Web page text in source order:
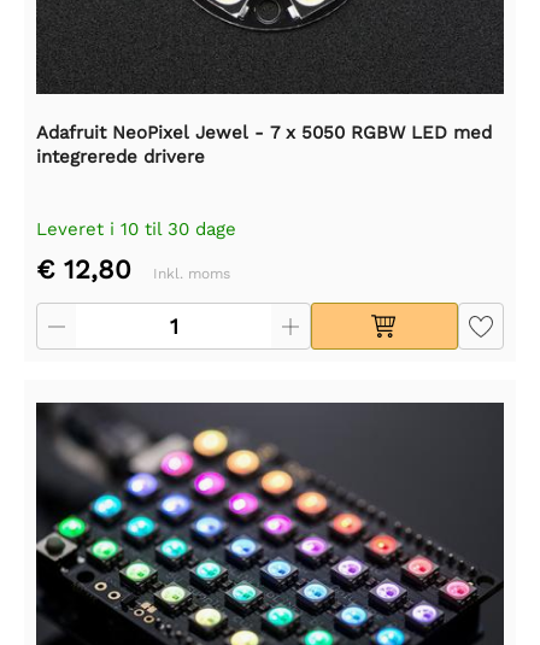
Adafruit NeoPixel Jewel - 7 x 5050 RGBW LED med
integrerede drivere
Leveret i 10 til 30 dage
€ 12,80 Inkl. moms